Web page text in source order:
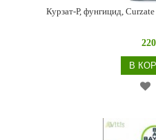
Курзат-Р, фунгицид,
В